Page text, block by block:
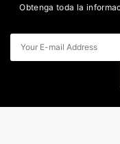
Obtenga toda la